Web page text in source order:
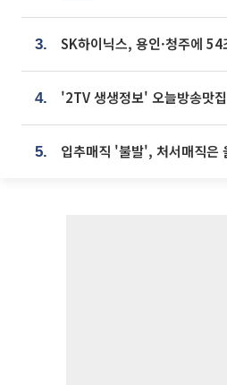
3.
4.
5. 입추매직 '불발', 처서매직은